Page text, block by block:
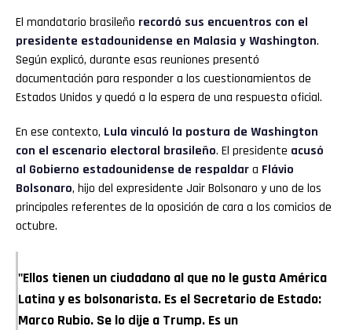
El mandatario brasileño recordó sus encuentros con el
presidente estadounidense en Malasia y Washington.
Según explicó, durante esas reuniones presentó
documentación para responder a los cuestionamientos de
Estados Unidos y quedó a la espera de una respuesta oficial.
En ese contexto, Lula vinculó la postura de Washington
con el escenario electoral brasileño. El presidente acusó
al Gobierno estadounidense de respaldara Flávio
Bolsonaro, hijo del expresidente Jair Bolsonaro y uno de los
principales referentes de la oposición de cara a los comicios de
octubre.
"Ellos tienen un ciudadano al que no le gusta América
Latina y es bolsonarista. Es el Secretario de Estado:
Marco Rubio. Se lo dije a Trump. Es un